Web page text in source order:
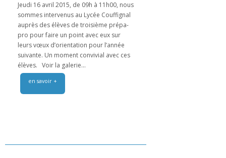
Jeudi 16 avril 2015, de 09h à 11h00, nous
sommes intervenus au Lycée Couffignal
auprès des élèves de troisième prépa-
pro pour faire un point avec eux sur
leurs vœux d’orientation pour l’année
suivante. Un moment convivial avec ces
élèves. Voir la galerie...
en savoir +